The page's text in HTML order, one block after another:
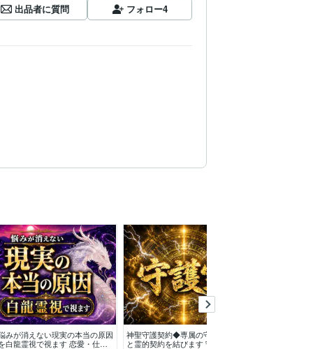
出品者に質問 フォロー4
みが消えない現実の本当の原因
白龍霊視で視ます 恋愛・仕
神聖守護契約◆専属の守護霊神格
と霊的契約を結びます 守護霊神